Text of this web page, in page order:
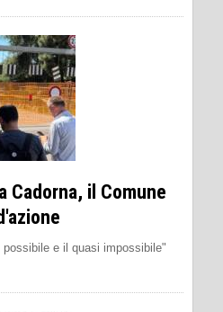
Cadorna, il Comune
e il quasi impossibile"